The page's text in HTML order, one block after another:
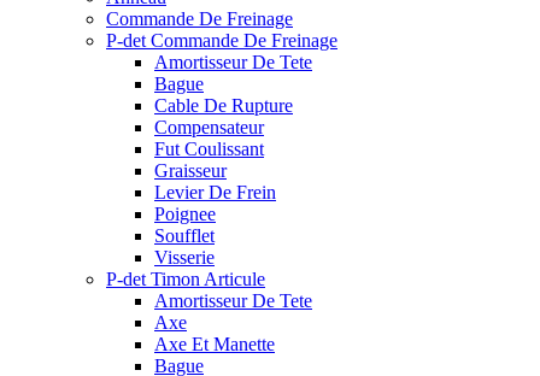
Commande De Freinage
P-det Commande De Freinage
Amortisseur De Tete
Bague
Cable De Rupture
Compensateur
Fut Coulissant
Graisseur
Levier De Frein
Poignee
Soufflet
Visserie
P-det Timon Articule
Amortisseur De Tete
Axe
Axe Et Manette
Bague